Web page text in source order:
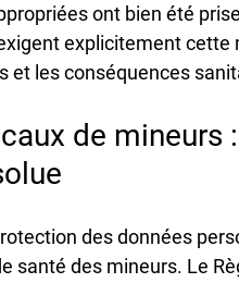
ont bien été
explicitement cette
et les conséquences
de mineurs
des données
santé des mineurs. Le